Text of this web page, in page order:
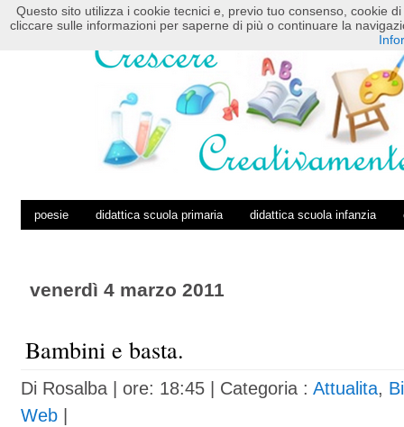
HOME POSTS RSS COMMENTS RSS
poesie didattica scuola primaria didattica scuola infanzia
venerdì 4 marzo 2011
Bambini e basta.
Di Rosalba| ore: 18:45 | Categoria : Attualita,
Web
Questo sito utilizza i cookie tecnici e, previo tuo consenso, cookie
cliccare sulle informazioni per saperne di più o continuare la